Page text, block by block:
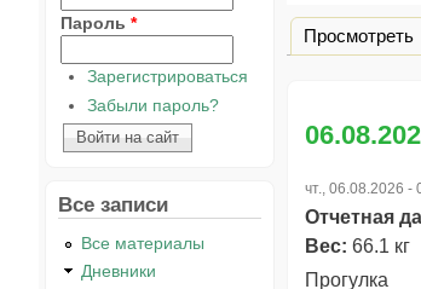
Главные
Просмотреть
чт., 06.08.2026
Отчетная
Вес: 66.1 кг
Прогулка
Пароль *
Зарегистрироваться
Забыли пароль?
Все записи
Все материалы
Дневники